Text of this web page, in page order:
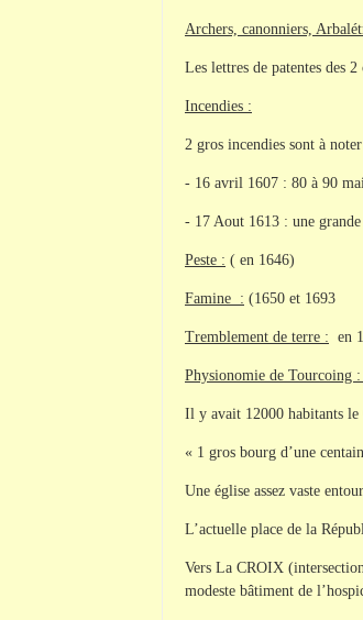
Archers, canonniers,
Les lettres de patentes des
Incendies :
2 gros incendies sont à
- 16 avril 1607 : 80 à 90
- 17 Aout 1613 : une
Peste : ( en 1646)
Famine : (1650 et 1693
Tremblement de terre : en
Physionomie de Tourcoing :
Il y avait 12000 habitants
« 1 gros bourg d’une
Une église assez vaste
L’actuelle place de la
Vers La CROIX
modeste bâtiment de